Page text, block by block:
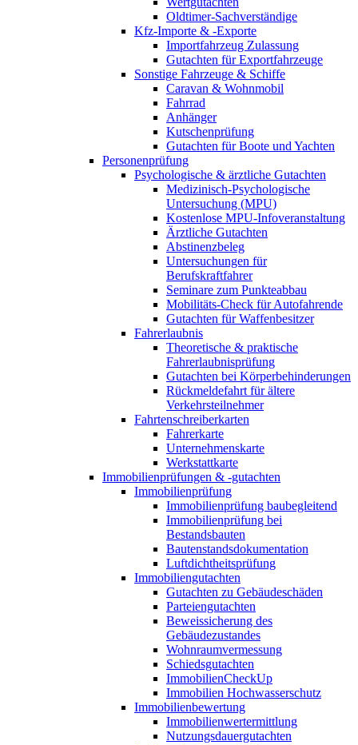
Oldtimer-Sachverständige
Kfz-Importe & -Exporte
Importfahrzeug Zulassung
Gutachten für Exportfahrzeuge
Sonstige Fahrzeuge & Schiffe
Caravan & Wohnmobil
Fahrrad
Anhänger
Kutschenprüfung
Gutachten für Boote und Yachten
Personenprüfung
Psychologische & ärztliche Gutachten
Medizinisch-Psychologische
Untersuchung (MPU)
Kostenlose MPU-Infoveranstaltung
Ärztliche Gutachten
Abstinenzbeleg
Untersuchungen für
Berufskraftfahrer
Seminare zum Punkteabbau
Mobilitäts-Check für Autofahrende
Gutachten für Waffenbesitzer
Fahrerlaubnis
Theoretische & praktische
Fahrerlaubnisprüfung
Gutachten bei Körperbehinderungen
Rückmeldefahrt für ältere
Verkehrsteilnehmer
Fahrtenschreiberkarten
Fahrerkarte
Unternehmenskarte
Werkstattkarte
Immobilienprüfungen & -gutachten
Immobilienprüfung
Immobilienprüfung baubegleitend
Immobilienprüfung bei
Bestandsbauten
Bautenstandsdokumentation
Luftdichtheitsprüfung
Immobiliengutachten
Gutachten zu Gebäudeschäden
Parteiengutachten
Beweissicherung des
Gebäudezustandes
Wohnraumvermessung
Schiedsgutachten
ImmobilienCheckUp
Immobilien Hochwasserschutz
Immobilienbewertung
Immobilienwertermittlung
Nutzungsdauergutachten